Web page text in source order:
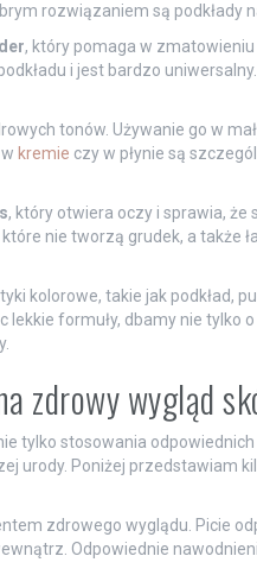
rozwiązaniem są podkłady
, który pomaga w
i jest bardzo
tonów. Używanie go w
kremie czy w płynie są
, który otwiera oczy i sprawia, że
nie tworzą grudek, a także
kolorowe, takie jak podkład,
lekkie formuły, dbamy nie tylko
zdrowy wygląd
tylko stosowania
urody. Poniżej przedstawiam
zdrowego wyglądu. Picie
Odpowiednie